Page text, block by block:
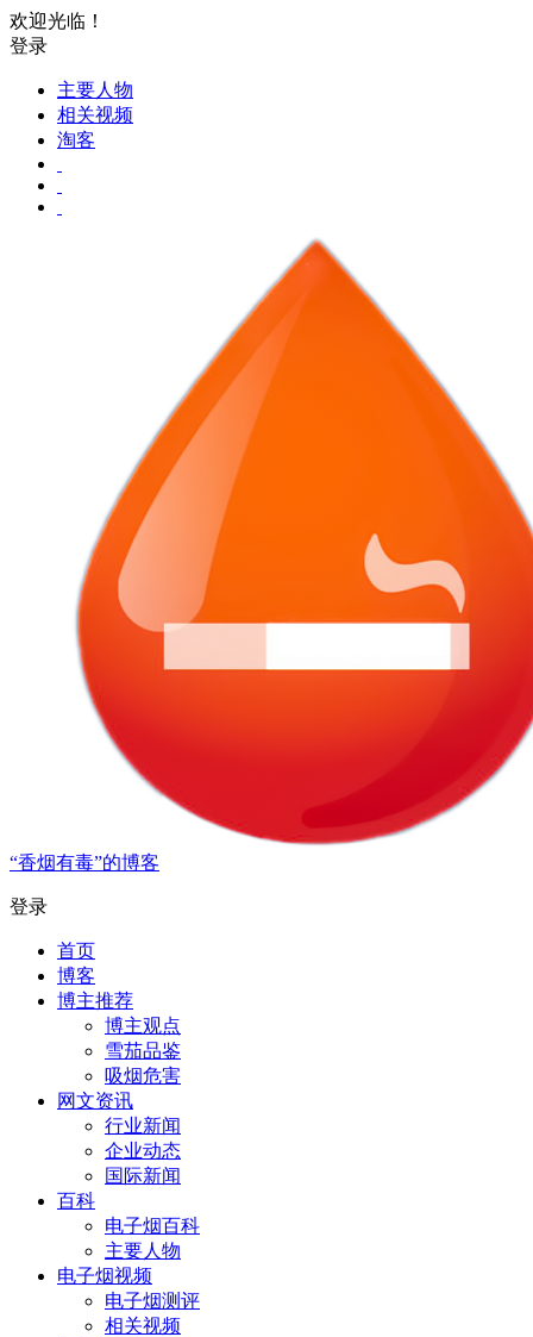
欢迎光临！
登录
主要人物
相关视频
淘客
“香烟有毒”的博客
登录
首页
博客
博主推荐
博主观点
雪茄品鉴
吸烟危害
网文资讯
行业新闻
企业动态
国际新闻
百科
电子烟百科
主要人物
电子烟视频
电子烟测评
相关视频